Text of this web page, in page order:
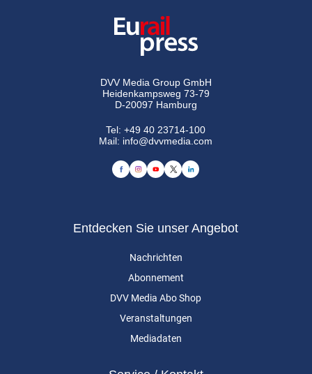
DVV Media Group GmbH
Heidenkampsweg 73-79
D-20097 Hamburg
Tel:+49 40 23714-100
Mail: info@dvvmedia.com
Entdecken Sie unser Angebot
Nachrichten
Abonnement
DVV Media Abo Shop
Veranstaltungen
Mediadaten